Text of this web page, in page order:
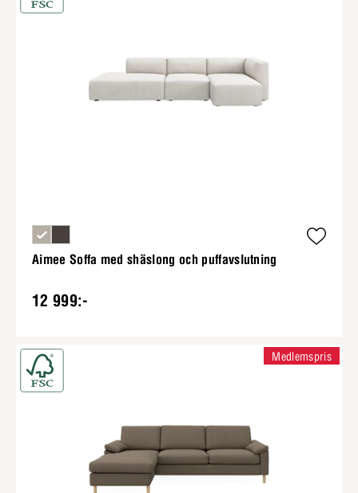
Aimee Soffa med shäslong och puffavslutning
12 999:-
Medlemspris